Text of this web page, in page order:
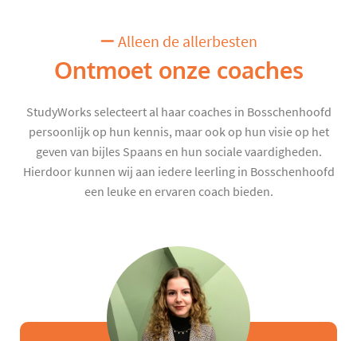
Alleen de allerbesten
Ontmoet onze coaches
StudyWorks selecteert al haar coaches in Bosschenhoofd
persoonlijk op hun kennis, maar ook op hun visie op het
geven van bijles Spaans en hun sociale vaardigheden.
Hierdoor kunnen wij aan iedere leerling in Bosschenhoofd
een leuke en ervaren coach bieden.